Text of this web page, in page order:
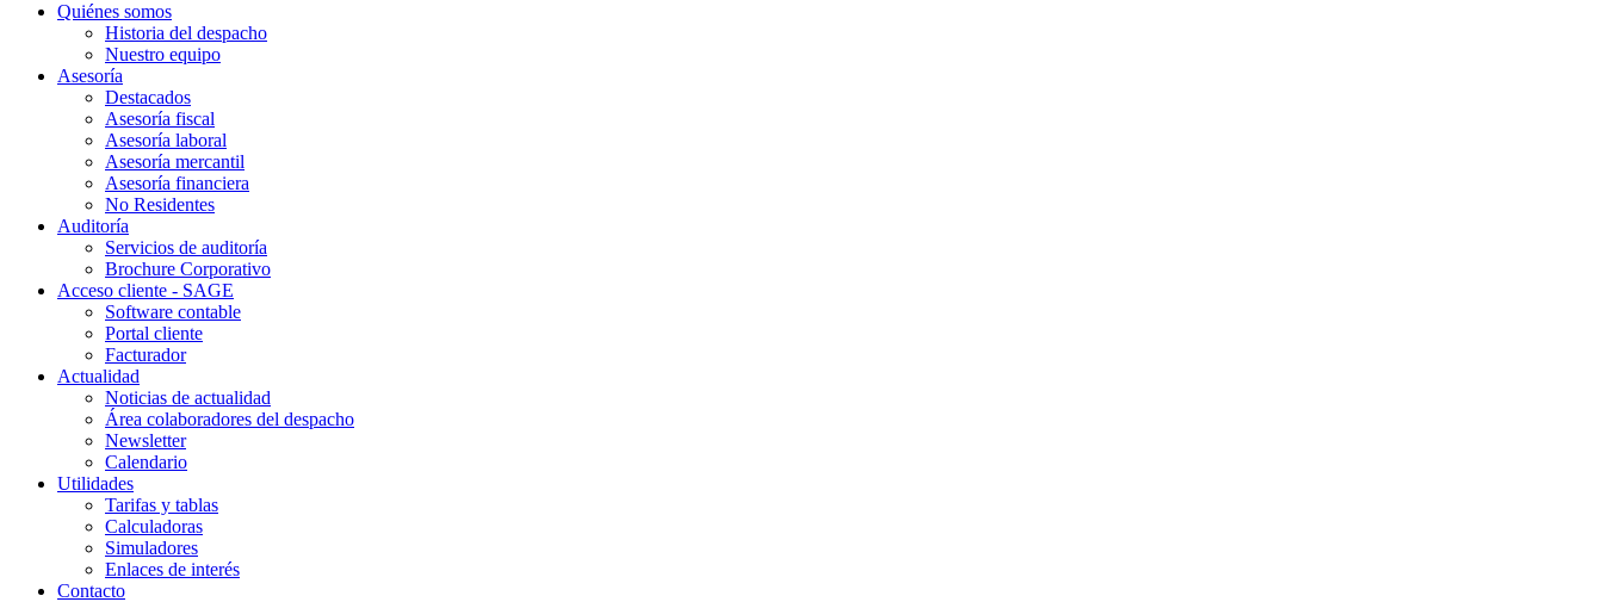
Quiénes somos
Historia del despacho
Nuestro equipo
Asesoría
Destacados
Asesoría fiscal
Asesoría laboral
Asesoría mercantil
Asesoría financiera
No Residentes
Auditoría
Servicios de auditoría
Brochure Corporativo
Acceso cliente - SAGE
Software contable
Portal cliente
Facturador
Actualidad
Noticias de actualidad
Área colaboradores del despacho
Newsletter
Calendario
Utilidades
Tarifas y tablas
Calculadoras
Simuladores
Enlaces de interés
Contacto